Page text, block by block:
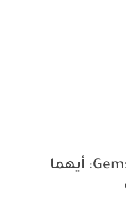
الفرق بين Gemini Skills وGems: أيهما